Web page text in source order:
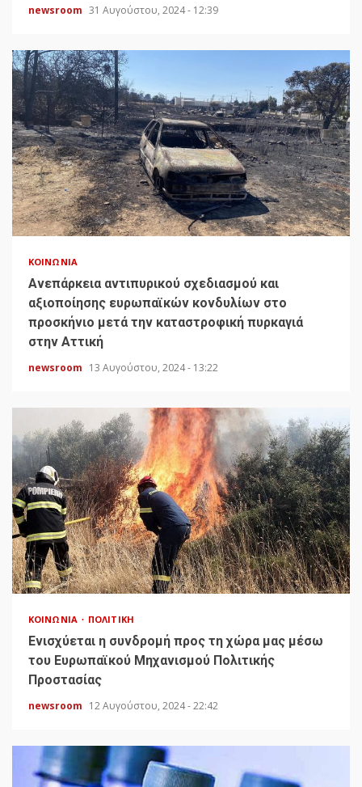
newsroom 31 Αυγούστου, 2024 - 12:39
ΚΟΙΝΩΝΊΑ
Ανεπάρκεια αντιπυρικού σχεδιασμού και
αξιοποίησης ευρωπαϊκών κονδυλίων στο
προσκήνιο μετά την καταστροφική πυρκαγιά
στην Αττική
newsroom 13 Αυγούστου, 2024 - 13:22
ΚΟΙΝΩΝΊΑ ΠΟΛΙΤΙΚΉ
Ενισχύεται η συνδρομή προς τη χώρα μας μέσω
του Ευρωπαϊκού Μηχανισμού Πολιτικής
Προστασίας
newsroom 12 Αυγούστου, 2024 - 22:42